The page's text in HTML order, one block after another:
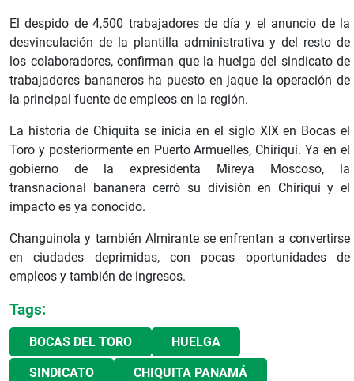
El despido de 4,500 trabajadores de día y el anuncio de la
desvinculación de la plantilla administrativa y del resto de
los colaboradores, confirman que la huelga del sindicato de
trabajadores bananeros ha puesto en jaque la operación de
la principal fuente de empleos en la región.
La historia de Chiquita se inicia en el siglo XIX en Bocas el
Toro y posteriormente en Puerto Armuelles, Chiriquí. Ya en el
gobierno de la expresidenta Mireya Moscoso, la
transnacional bananera cerró su división en Chiriquí y el
impacto es ya conocido.
Changuinola y también Almirante se enfrentan a convertirse
en ciudades deprimidas, con pocas oportunidades de
empleos y también de ingresos.
Tags:
BOCAS DEL TORO HUELGA
SINDICATO CHIQUITA PANAMÁ